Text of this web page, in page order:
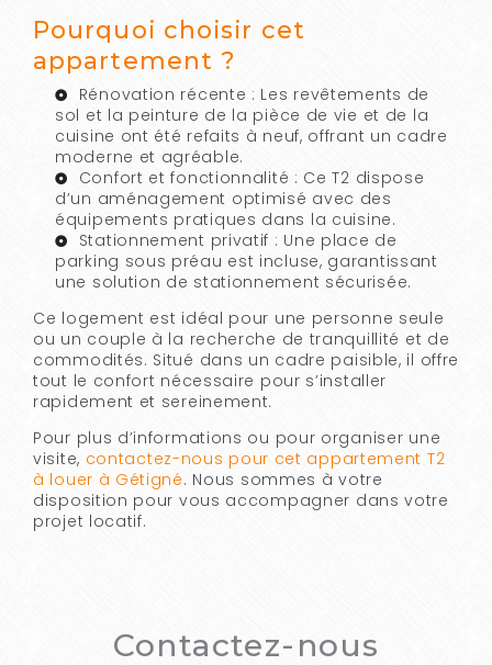
Pourquoi choisir cet
appartement ?
Rénovation récente : Les revêtements de
sol et la peinture de la pièce de vie et de la
cuisine ont été refaits à neuf, offrant un cadre
moderne et agréable.
Confort et fonctionnalité : Ce T2 dispose
d’un aménagement optimisé avec des
équipements pratiques dans la cuisine.
Stationnement privatif : Une place de
parking sous préau est incluse, garantissant
une solution de stationnement sécurisée.
Ce logement est idéal pour une personne seule
ou un couple à la recherche de tranquillité et de
commodités. Situé dans un cadre paisible, il offre
tout le confort nécessaire pour s’installer
rapidement et sereinement.
Pour plus d’informations ou pour organiser une
visite, contactez-nous pour cet appartement T2
à louer à Gétigné. Nous sommes à votre
disposition pour vous accompagner dans votre
projet locatif.
Contactez-nous